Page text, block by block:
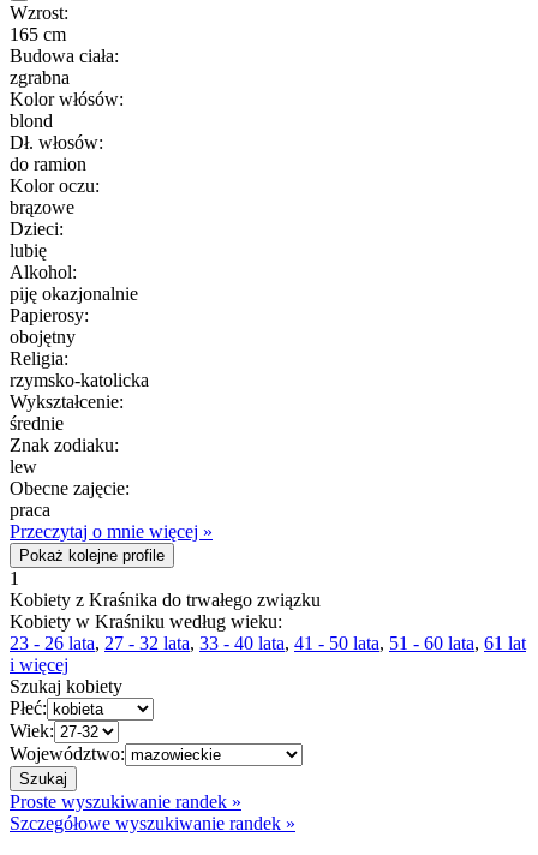
Wzrost:
165 cm
Budowa ciała:
zgrabna
Kolor włósów:
blond
Dł. włosów:
do ramion
Kolor oczu:
brązowe
Dzieci:
lubię
Alkohol:
piję okazjonalnie
Papierosy:
obojętny
Religia:
rzymsko-katolicka
Wykształcenie:
średnie
Znak zodiaku:
lew
Obecne zajęcie:
praca
Przeczytaj o mnie więcej »
Pokaż kolejne profile
1
Kobiety z Kraśnika do trwałego związku
Kobiety w Kraśniku według wieku:
23 - 26 lata, 27 - 32 lata, 33 - 40 lata, 41 - 50 lata, 51 - 60 lata, 61 lat
i więcej
Szukaj kobiety
Płeć:
Wiek:
Województwo:
Proste wyszukiwanie randek »
Szczegółowe wyszukiwanie randek »